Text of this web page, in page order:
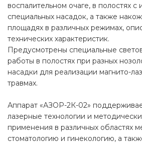
воспалительном очаге, в полостях с
специальных насадок, а также
площадях в различных режимах,
технических характеристик.
Предусмотрены специальные
работы в полостях при разных
насадки для реализации магнито-
травмах.
Аппарат «АЗОР-2К-02»
лазерные технологии и
применения в различных областях
стоматологию и гинекологию, а